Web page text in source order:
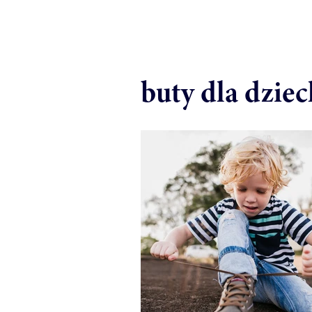
buty dla